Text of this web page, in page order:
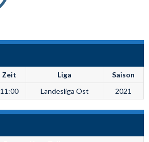
Zeit Liga
Saison
11:00 Landesliga Ost 2021